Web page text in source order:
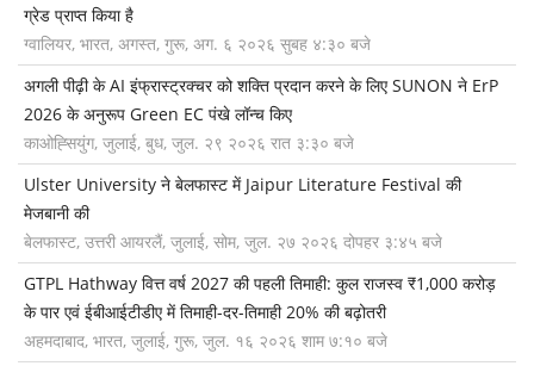
ग्रेड प्राप्त किया है
ग्वालियर, भारत, अगस्त, गुरू, अग. ६ २०२६ सुबह ४:३० बजे
अगली पीढ़ी के AI इंफ्रास्ट्रक्चर को शक्ति प्रदान करने के लिए SUNON ने ErP
2026 के अनुरूप Green EC पंखे लॉन्च किए
काओह्सियुंग, जुलाई, बुध, जुल. २९ २०२६ रात ३:३० बजे
Ulster University ने बेलफास्ट में Jaipur Literature Festival की
मेजबानी की
बेलफास्ट, उत्तरी आयरलैं, जुलाई, सोम, जुल. २७ २०२६ दोपहर ३:४५ बजे
GTPL Hathway वित्त वर्ष 2027 की पहली तिमाही: कुल राजस्व ₹1,000 करोड़
के पार एवं ईबीआईटीडीए में तिमाही-दर-तिमाही 20% की बढ़ोतरी
अहमदाबाद, भारत, जुलाई, गुरू, जुल. १६ २०२६ शाम ७:१० बजे